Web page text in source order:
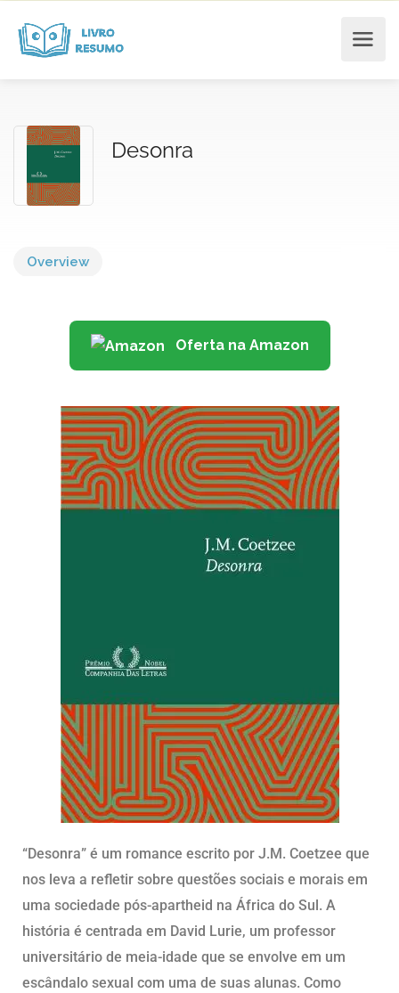
Desonra
Overview
Oferta na Amazon
“Desonra” é um romance escrito por J.M. Coetzee que
nos leva a refletir sobre questões sociais e morais em
uma sociedade pós-apartheid na África do Sul. A
história é centrada em David Lurie, um professor
universitário de meia-idade que se envolve em um
escândalo sexual com uma de suas alunas. Como